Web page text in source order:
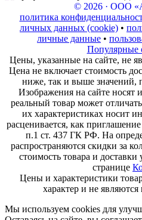
© 2026 · ООО
политика
личных данных (cookie) •
личные данные •
Популярные
Цены, указанные на сайте, не
Цена не включает стоимость
ниже, так и выше значений,
Изображения на сайте носят
реальный товар может
их характеристиках носит
расценивается, как
п.1 ст. 437 ГК РФ. На
распространяются скидки за
стоимость товара и
странице
Цены и характеристики
характер и не
Мы используем cookies для